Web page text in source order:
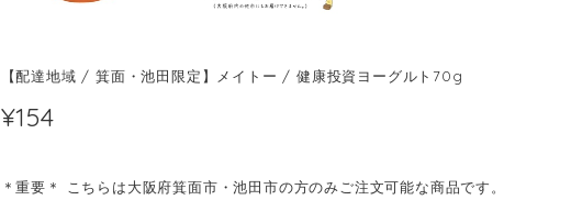
【配達地域 / 箕面・池田限定】メイトー / 健康投資ヨーグルト70g
¥154
＊重要＊ こちらは大阪府箕面市・池田市の方のみご注文可能な商品です。